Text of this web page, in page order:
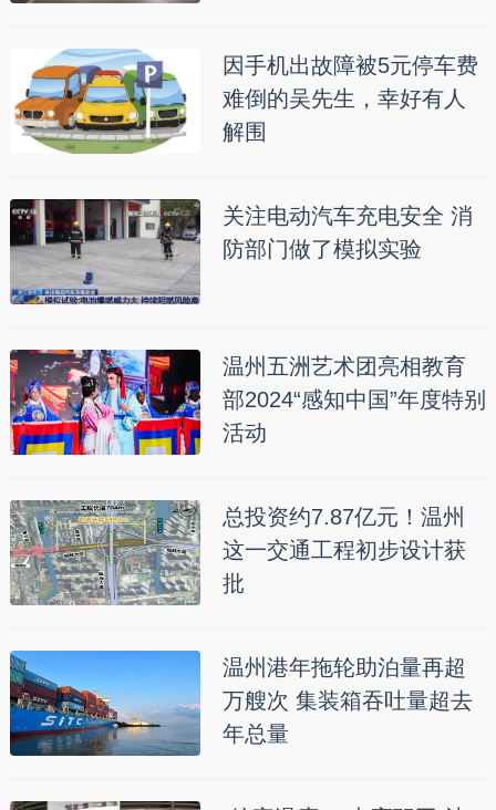
因手机出故障被5元停车费
难倒的吴先生，幸好有人
解围
关注电动汽车充电安全 消
防部门做了模拟实验
温州五洲艺术团亮相教育
部2024“感知中国”年度特别
活动
总投资约7.87亿元！温州
这一交通工程初步设计获
批
温州港年拖轮助泊量再超
万艘次 集装箱吞吐量超去
年总量